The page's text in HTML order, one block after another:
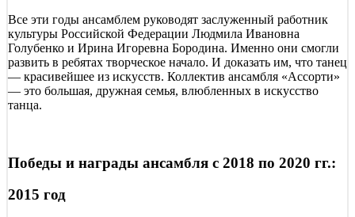
Все эти годы ансамблем руководят заслуженный работник
культуры Российской Федерации Людмила Ивановна
Голубенко и Ирина Игоревна Бородина. Именно они смогли
развить в ребятах творческое начало. И доказать им, что танец
— красивейшее из искусств. Коллектив ансамбля «Ассорти»
— это большая, дружная семья, влюбленных в искусство
танца.
Победы и награды ансамбля с 2018 по 2020 гг.:
2015 год